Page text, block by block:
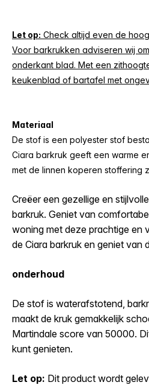
Let op: Check altijd even de
Voor barkrukken adviseren wij
onderkant blad. Met een
keukenblad of bartafel met
Materiaal
De stof is een polyester stof
Ciara barkruk geeft een warme
met de linnen koperen stoffering
Creëer een gezellige en
barkruk. Geniet van
woning met deze prachtige en
de Ciara barkruk en geniet van
onderhoud
De stof is waterafstotend,
maakt de kruk gemakkelijk
Martindale score van 50000.
kunt genieten.
Let op: Dit product wordt